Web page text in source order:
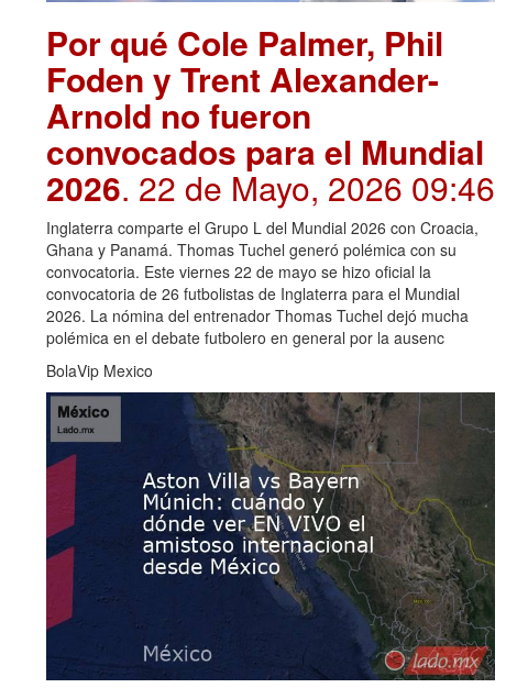
Por qué Cole Palmer, Phil
Foden y Trent Alexander-
Arnold no fueron
convocados para el Mundial
2026. 22 de Mayo, 2026 09:46
Inglaterra comparte el Grupo L del Mundial 2026 con Croacia,
Ghana y Panamá. Thomas Tuchel generó polémica con su
convocatoria. Este viernes 22 de mayo se hizo oficial la
convocatoria de 26 futbolistas de Inglaterra para el Mundial
2026. La nómina del entrenador Thomas Tuchel dejó mucha
polémica en el debate futbolero en general por la ausenc
BolaVip Mexico